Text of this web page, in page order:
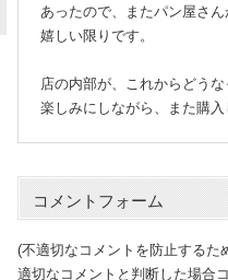
あったので、またパン屋さ
嬉しい限りです。
店の内部が、これからどう
楽しみにしながら、また購
コメントフォーム
(不適切なコメントを防止するた
適切なコメントと判断した場合